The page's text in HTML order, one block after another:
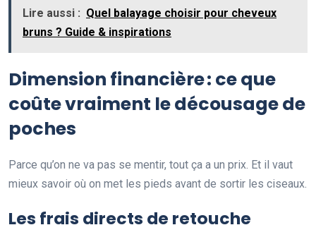
Lire aussi : Quel balayage choisir pour cheveux
bruns ? Guide & inspirations
Dimension financière : ce que
coûte vraiment le décousage de
poches
Parce qu’on ne va pas se mentir, tout ça a un prix. Et il vaut
mieux savoir où on met les pieds avant de sortir les ciseaux.
Les frais directs de retouche